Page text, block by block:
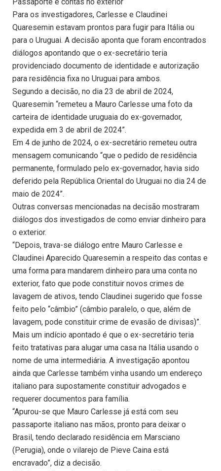
Para os investigadores, Carlesse e Claudinei
Quaresemin estavam prontos para fugir para Itália ou
para o Uruguai. A decisão aponta que foram encontrados
diálogos apontando que o ex-secretário teria
providenciado documento de identidade e autorização
para residência fixa no Uruguai para ambos.
Segundo a decisão, no dia 23 de abril de 2024,
Quaresemin “remeteu a Mauro Carlesse uma foto da
carteira de identidade uruguaia do ex-governador,
expedida em 3 de abril de 2024”.
Em 4 de junho de 2024, o ex-secretário remeteu outra
mensagem comunicando “que o pedido de residência
permanente, formulado pelo ex-governador, havia sido
deferido pela República Oriental do Uruguai no dia 24 de
maio de 2024”.
Outras conversas mencionadas na decisão mostraram
diálogos dos investigados de como enviar dinheiro para
o exterior.
“Depois, trava-se diálogo entre Mauro Carlesse e
Claudinei Aparecido Quaresemin a respeito das contas e
uma forma para mandarem dinheiro para uma conta no
exterior, fato que pode constituir novos crimes de
lavagem de ativos, tendo Claudinei sugerido que fosse
feito pelo “câmbio” (câmbio paralelo, o que, além de
lavagem, pode constituir crime de evasão de divisas)”.
Mais um indício apontado é que o ex-secretário teria
feito tratativas para alugar uma casa na Itália usando o
nome de uma intermediária. A investigação apontou
ainda que Carlesse também vinha usando um endereço
italiano para supostamente constituir advogados e
requerer documentos para família.
“Apurou-se que Mauro Carlesse já está com seu
passaporte italiano nas mãos, pronto para deixar o
Brasil, tendo declarado residência em Marsciano
(Perugia), onde o vilarejo de Pieve Caina está
encravado”, diz a decisão.